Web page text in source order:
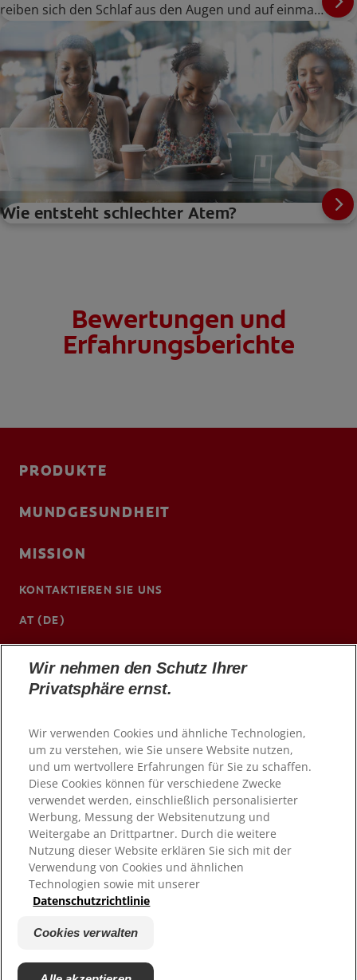
reiben sich den Schlaf aus den Augen und auf einmal
bemerken Sie es: Morgendlicher Mundgeruch.
Wie entsteht schlechter Atem?
Bewertungen und
Erfahrungsberichte
PRODUKTE
MUNDGESUNDHEIT
MISSION
KONTAKTIEREN SIE UNS
AT (DE)
© 2026 Colgate-Palmolive Company. Alle Rechte
vorbehalten
Nutzungsbedingungen
Datenschutzrichtlinie
Impressum
Wir nehmen den Schutz Ihrer
Privatsphäre ernst.
Wir verwenden Cookies und ähnliche Technologien,
um zu verstehen, wie Sie unsere Website nutzen,
und um wertvollere Erfahrungen für Sie zu schaffen.
Diese Cookies können für verschiedene Zwecke
verwendet werden, einschließlich personalisierter
Werbung, Messung der Websitenutzung und
Weitergabe an Drittpartner. Durch die weitere
Nutzung dieser Website erklären Sie sich mit der
Verwendung von Cookies und ähnlichen
Technologien sowie mit unserer
Datenschutzrichtlinie
Cookies verwalten